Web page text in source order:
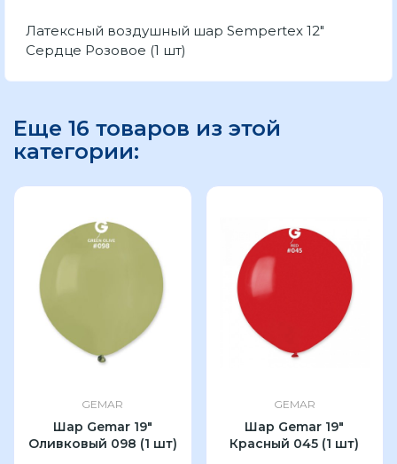
Латексный воздушный шар Sempertex 12"
Сердце Розовое (1 шт)
Еще 16 товаров из этой
категории:
GEMAR
Шар Gemar 19"
Оливковый 098 (1 шт)
GEMAR
Шар Gemar 19"
Красный 045 (1 шт)